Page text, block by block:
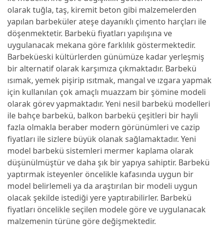
olarak tuğla, taş, kiremit beton gibi malzemelerden
yapılan barbeküler ateşe dayanıklı çimento harçları ile
döşenmektetir. Barbekü fiyatları yapılışına ve
uygulanacak mekana göre farklılık göstermektedir.
Barbeküeski kültürlerden günümüze kadar yerleşmiş
bir alternatif olarak karşımıza çıkmaktadır. Barbekü
ısımak, yemek pişirip ısıtmak, mangal ve ızgara yapmak
için kullanılan çok amaçlı muazzam bir şömine modeli
olarak görev yapmaktadır. Yeni nesil barbekü modelleri
ile bahçe barbekü, balkon barbekü çeşitleri bir hayli
fazla olmakla beraber modern görünümleri ve cazip
fiyatları ile sizlere büyük olanak sağlamaktadır. Yeni
model barbekü sistemleri mermer kaplama olarak
düşünülmüştür ve daha şık bir yapıya sahiptir. Barbekü
yaptırmak isteyenler öncelikle kafasında uygun bir
model belirlemeli ya da araştırılan bir modeli uygun
olacak şekilde istediği yere yaptırabilirler. Barbekü
fiyatları öncelikle seçilen modele göre ve uygulanacak
malzemenin türüne göre değişmektedir.